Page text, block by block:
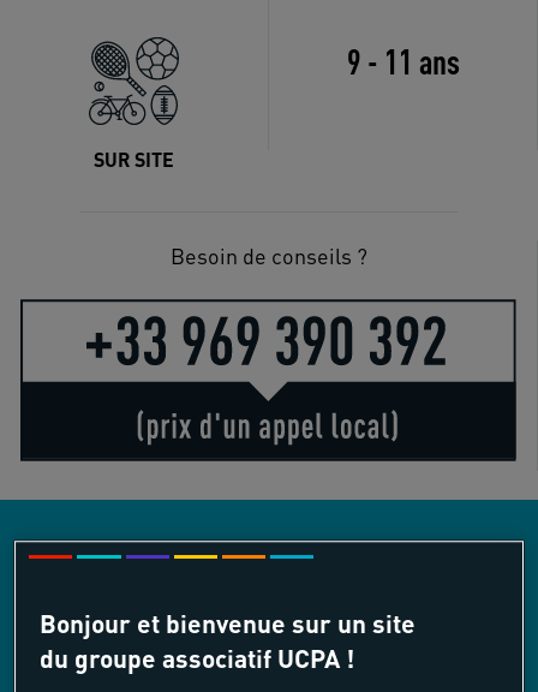
SUR SITE
9 - 11 ans
Besoin de conseils ?
L’OFFRE
Bonjour et bienvenue sur un site
du groupe associatif UCPA !